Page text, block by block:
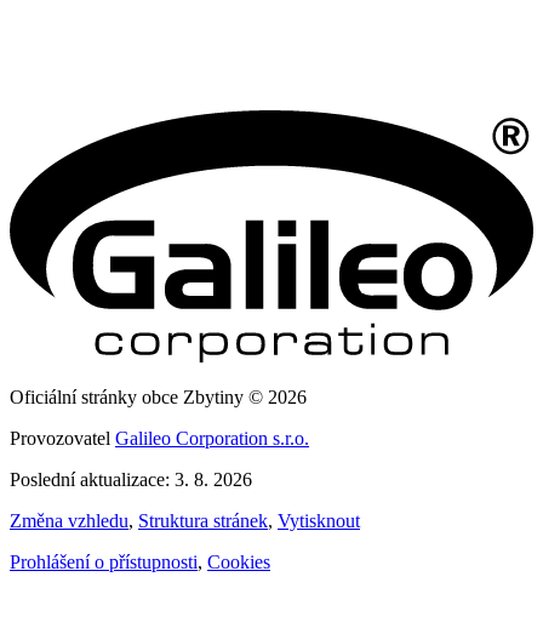
Oficiální stránky obce Zbytiny © 2026
Provozovatel Galileo Corporation s.r.o.
Poslední aktualizace: 3. 8. 2026
Změna vzhledu, Struktura stránek, Vytisknout
Prohlášení o přístupnosti, Cookies